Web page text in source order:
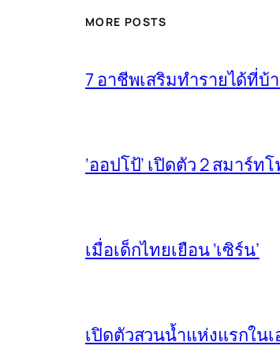
MORE POSTS
7 อาชีพเสริมทำรายได้ที่บ้
‘ออปโป้’ เปิดตัว 2 สมาร์ท
เมื่อเด็กไทยเยือน ‘เซิร์น’
เปิดตัวสวนน้ำแห่งแรกในเ